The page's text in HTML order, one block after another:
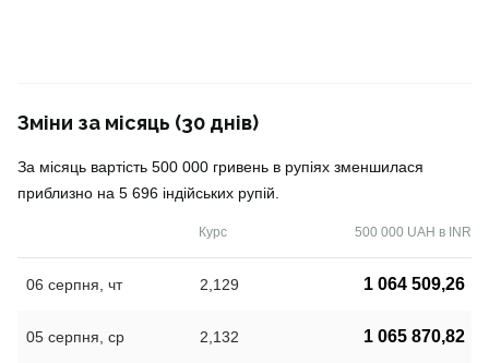
Зміни за місяць (30 днів)
За місяць вартість 500 000 гривень в рупіях зменшилася
приблизно на 5 696 індійських рупій.
Курс 500 000 UAH в INR
06 серпня, чт 2,129 1 064 509,26
05 серпня, ср 2,132 1 065 870,82